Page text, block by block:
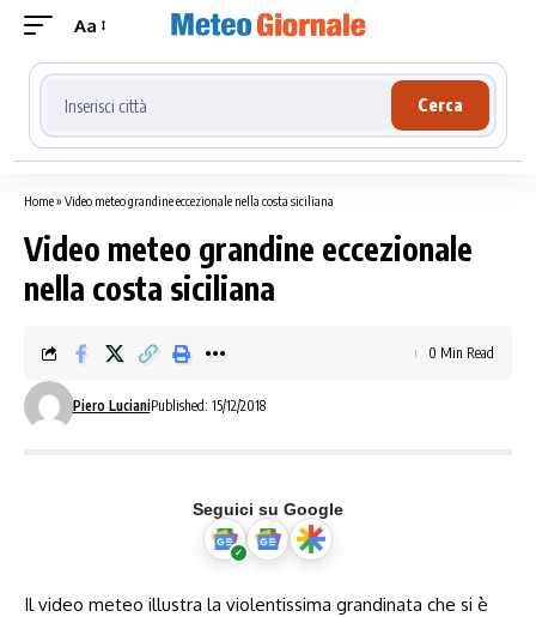
Aa
Cerca località meteo
Cerca
Home» Video meteo grandine eccezionale nella costa siciliana
Video meteo grandine eccezionale
nella costa siciliana
Piero LucianiPublished: 15/12/2018
0 Min Read
Seguici su Google
Il video meteo illustra la violentissima grandinata che si è